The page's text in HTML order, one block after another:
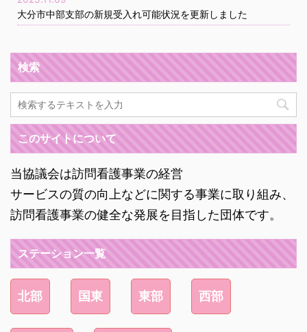
大分市中部支部の新規受入れ可能状況を更新しました
検索
このサイトについて
当協議会は訪問看護事業の経営
サービスの質の向上などに関する事業に取り組み、
訪問看護事業の健全な発展を目指した団体です。
ステーション一覧
北部 国東 東部 西部